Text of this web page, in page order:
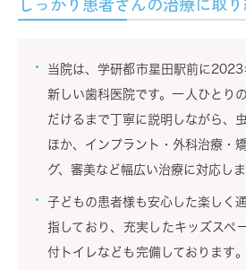
当院は、学研都市星田駅前に
新しい歯科医院です。一人ひとり
だけるまで丁寧に説明しながら、
ほか、インプラント・外科治療・
グ、審美など幅広い治療に対応しま
子どもの患者様も安心した楽しく
指しており、充実したキッズスペ
付トイレなども完備しております